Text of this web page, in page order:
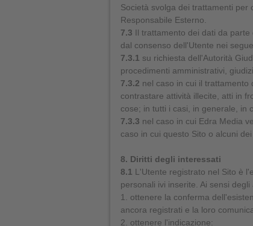
Società svolga dei trattamenti per
Responsabile Esterno.
7.3 Il trattamento dei dati da
dal consenso dell'Utente nei
7.3.1 su richiesta dell'Autorità
procedimenti amministrativi,
7.3.2 nel caso in cui il
contrastare attività illecite, atti in
cose; in tutti i casi, in generale, in
7.3.3 nel caso in cui Edra Media
caso in cui questo Sito o alcuni
8. Diritti degli interessati
8.1 L'Utente registrato nel Sito è
personali ivi inserite. Ai sensi
1. ottenere la conferma
ancora registrati e la loro
2. ottenere l'indicazione: